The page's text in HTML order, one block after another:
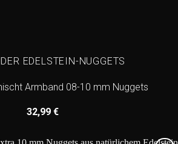
EDELSTEIN-NUGGETS
Armband 08-10 mm Nuggets
32,99 €